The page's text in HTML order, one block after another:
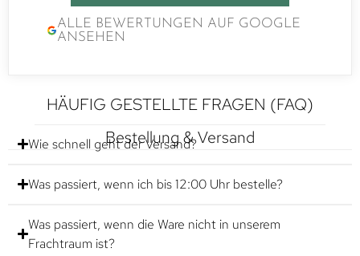
ALLE BEWERTUNGEN AUF GOOGLE
ANSEHEN
HÄUFIG GESTELLTE FRAGEN (FAQ)
Bestellung & Versand
Wie schnell geht der Versand?
Was passiert, wenn ich bis 12:00 Uhr bestelle?
Was passiert, wenn die Ware nicht in unserem
Frachtraum ist?